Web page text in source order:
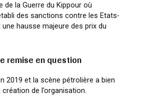
de la Guerre du Kippour où
des sanctions contre les Etats-
hausse majeure des prix du
remise en question
2019 et la scène pétrolière a bien
de l’organisation.